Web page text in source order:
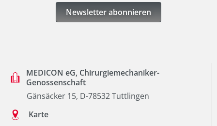
Newsletter abonnieren
MEDICON eG, Chirurgiemechaniker-
Genossenschaft
Gänsäcker 15, D-78532 Tuttlingen
Karte